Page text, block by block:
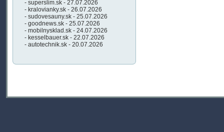
- superslim.sk - 27.07.2026
- kralovianky.sk - 26.07.2026
- sudovesauny.sk - 25.07.2026
- goodnews.sk - 25.07.2026
- mobilnysklad.sk - 24.07.2026
- kesselbauer.sk - 22.07.2026
- autotechnik.sk - 20.07.2026